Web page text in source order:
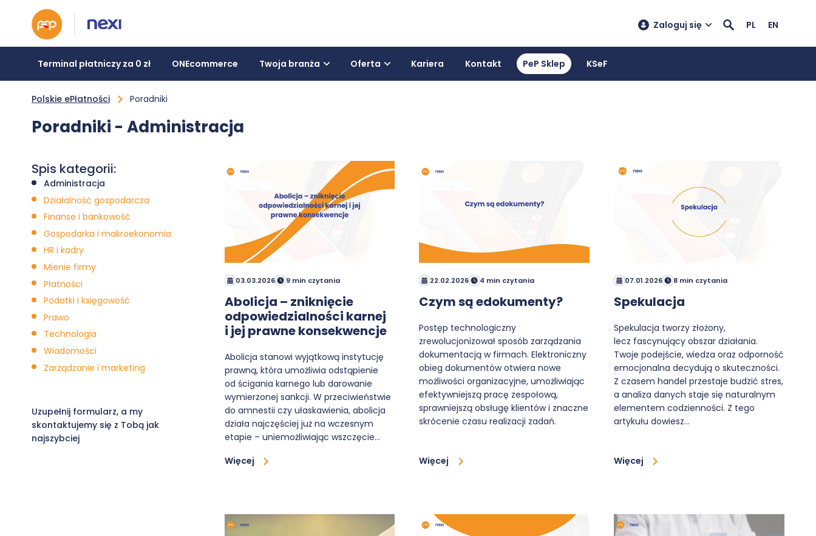
Zaloguj się PL EN
Terminal płatniczy za 0 zł ONEcommerce Twoja branża Oferta Kariera Kontakt PeP Sklep KSeF
Polskie ePłatności Poradniki
Poradniki - Administracja
Spis kategorii:
Administracja
Działalność gospodarcza
Finanse i bankowość
Gospodarka i makroekonomia
HR i kadry
Mienie firmy
Płatności
Podatki i księgowość
Prawo
Technologia
Wiadomości
Zarządzanie i marketing
Uzupełnij formularz, a my
skontaktujemy się z Tobą jak
najszybciej
03.03.2026 9 min czytania
Abolicja – zniknięcie
odpowiedzialności karnej
i jej prawne konsekwencje
Abolicja stanowi wyjątkową instytucję
prawną, która umożliwia odstąpienie
od ścigania karnego lub darowanie
wymierzonej sankcji. W przeciwieństwie
do amnestii czy ułaskawienia, abolicja
działa najczęściej już na wczesnym
etapie – uniemożliwiając wszczęcie…
Więcej
22.02.2026 4 min czytania
Czym są edokumenty?
Postęp technologiczny
zrewolucjonizował sposób zarządzania
dokumentacją w firmach. Elektroniczny
obieg dokumentów otwiera nowe
możliwości organizacyjne, umożliwiając
efektywniejszą pracę zespołową,
sprawniejszą obsługę klientów i znaczne
skrócenie czasu realizacji zadań.
Więcej
07.01.2026 8 min czytania
Spekulacja
Spekulacja tworzy złożony,
lecz fascynujący obszar działania.
Twoje podejście, wiedza oraz odporność
emocjonalna decydują o skuteczności.
Z czasem handel przestaje budzić stres,
a analiza danych staje się naturalnym
elementem codzienności. Z tego
artykułu dowiesz…
Więcej